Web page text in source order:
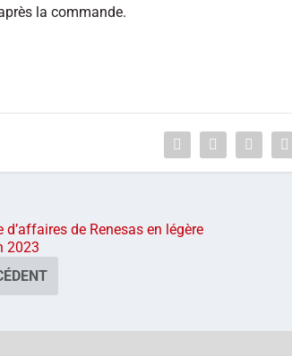
la commande.
d’affaires de Renesas en légère
2023